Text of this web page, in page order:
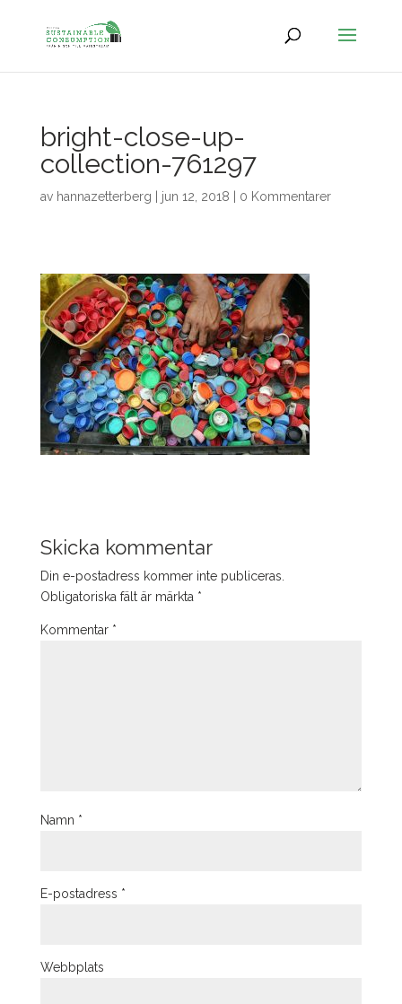
bright-close-up-
collection-761297
av hannazetterberg jun 12, 2018 0 Kommentarer
Skicka kommentar
Din e-postadress kommer inte publiceras.
Obligatoriska fält är märkta *
Kommentar *
Namn *
E-postadress *
Webbplats